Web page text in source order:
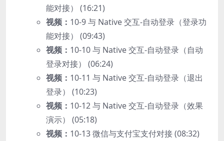
能对接） (16:21)
视频： 10-9 与 Native 交互-自动登录（登录功
能对接） (09:43)
视频： 10-10 与 Native 交互-自动登录（自动
登录对接） (06:24)
视频： 10-11 与 Native 交互-自动登录（退出
登录） (10:23)
视频： 10-12 与 Native 交互-自动登录（效果
演示） (05:18)
视频： 10-13 微信与支付宝支付对接 (08:32)